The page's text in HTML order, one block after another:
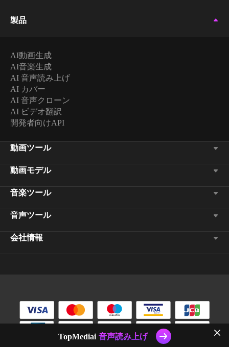
製品
AI動画生成
AI音楽生成
AI 音声読み上げ
AI カバー
AI 音声クローン
AI ビデオ翻訳
開発者向けAPI
動画ツール
動画モデル
音楽ツール
音声ツール
会社情報
TopMediai 音声読み上げ